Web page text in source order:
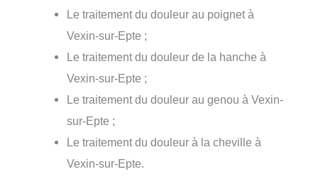
Le traitement du douleur au poignet à
Vexin-sur-Epte ;
Le traitement du douleur de la hanche à
Vexin-sur-Epte ;
Le traitement du douleur au genou à Vexin-
sur-Epte ;
Le traitement du douleur à la cheville à
Vexin-sur-Epte.